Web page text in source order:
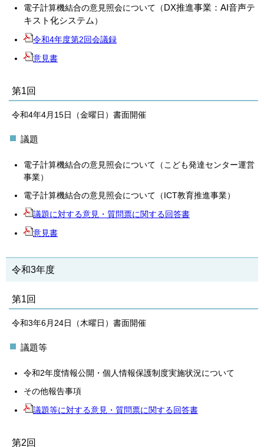
電子計算機結合の意見照会について（DX推進事業：AI音声テ
キスト化システム ）
令和4年度第2回会議録
意見書
第1回
令和4年4月15日（金曜日）書面開催
議題
電子計算機結合の意見照会について（こども発達センター運営
事業）
電子計算機結合の意見照会について（ICT教育推進事業）
議題に対する意見・質問票に関する回答書
意見書
令和3年度
第1回
令和3年6月24日（木曜日）書面開催
議題等
令和2年度情報公開・個人情報保護制度実施状況について
その他報告事項
議題等に対する意見・質問票に関する回答書
第2回